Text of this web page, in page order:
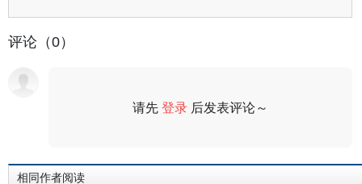
评论（0）
请先登录 后发表评论～
相同作者阅读